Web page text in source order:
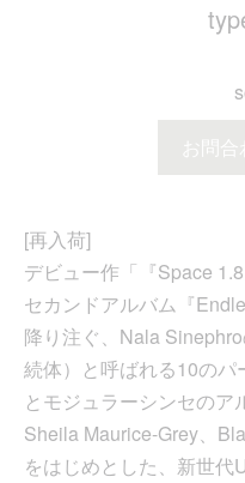
お問
[再入荷]
デビュー作「『Space
セカンドアルバム『
降り注ぐ、Nala
続体）と呼ばれる10の
とモジュラーシンセの
Sheila Maurice-Grey、
をはじめとした、新世代